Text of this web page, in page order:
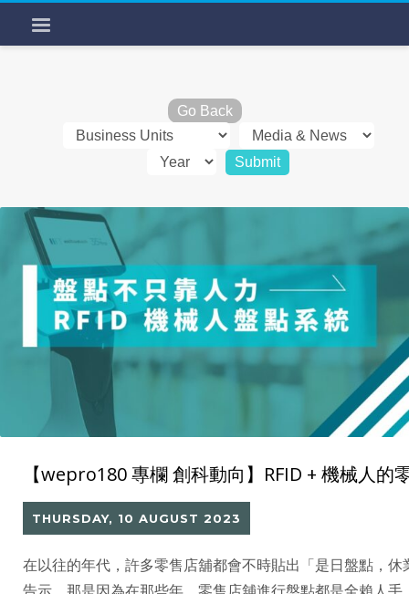
Go Back
【wepro180 專欄 創科動向】RFID + 機械人的
THURSDAY, 10 AUGUST 2023
在以往的年代，許多零售店舖都會不時貼出「是日盤點，休